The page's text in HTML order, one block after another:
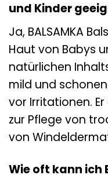
und Kinder
Ja, BALSAMKA
Haut von Babys
natürlichen
mild und
vor Irritationen.
zur Pflege von
von
Wie oft kann ich